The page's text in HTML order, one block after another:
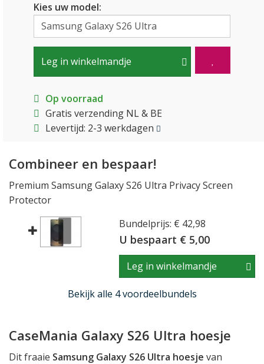
Kies uw model:
Leg in winkelmandje
Op voorraad
Gratis verzending NL & BE
Levertijd: 2-3 werkdagen
Combineer en bespaar!
Premium Samsung Galaxy S26 Ultra Privacy Screen
Protector
Bundelprijs: € 42,98
U bespaart € 5,00
Leg in winkelmandje
Bekijk alle 4 voordeelbundels
CaseMania Galaxy S26 Ultra hoesje
Dit fraaie Samsung Galaxy S26 Ultra hoesje van